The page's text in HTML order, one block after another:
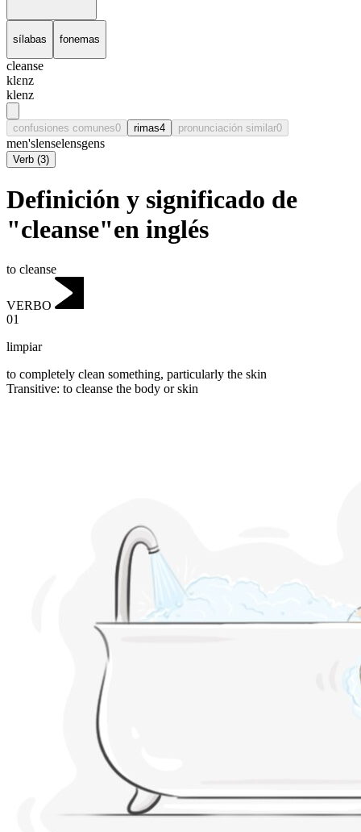
sílabas fonemas
cleanse
klɛnz
klenz
confusiones comunes0 rimas4 pronunciación similar0
men'slenselensgens
Verb (3)
Definición y significado de
"cleanse"en inglés
to cleanse
VERBO
01
limpiar
to completely clean something, particularly the skin
Transitive: to cleanse the body or skin